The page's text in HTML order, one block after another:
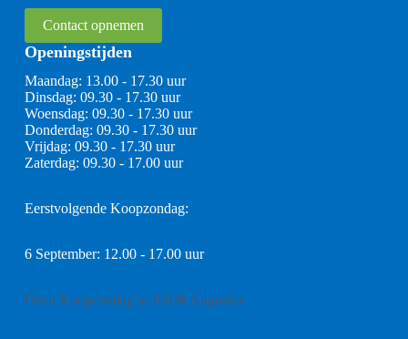
Contact opnemen
Openingstijden
Maandag: 13.00 - 17.30 uur
Dinsdag: 09.30 - 17.30 uur
Woensdag: 09.30 - 17.30 uur
Donderdag: 09.30 - 17.30 uur
Vrijdag: 09.30 - 17.30 uur
Zaterdag: 09.30 - 17.00 uur
Eerstvolgende Koopzondag:
6 September: 12.00 - 17.00 uur
Geen Koopzondag in Juli & Augustus